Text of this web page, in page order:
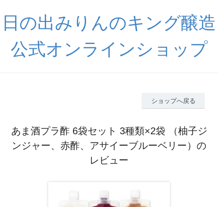
日の出みりんのキング醸造
公式オンラインショップ
ショップへ戻る
あま酒プラ酢 6袋セット 3種類×2袋 （柚子ジ
ンジャー、赤酢、アサイーブルーベリー）の
レビュー